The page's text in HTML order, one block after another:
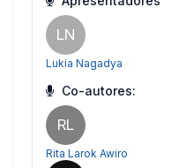
LN
Lukia Nagadya
Co-autores:
RL
Rita Larok Awiro